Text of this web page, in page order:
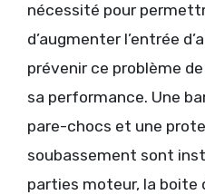
nécessité pour
d’augmenter l’entrée
prévenir ce problème
sa performance. Une
pare-chocs et une
soubassement sont
parties moteur, la boite